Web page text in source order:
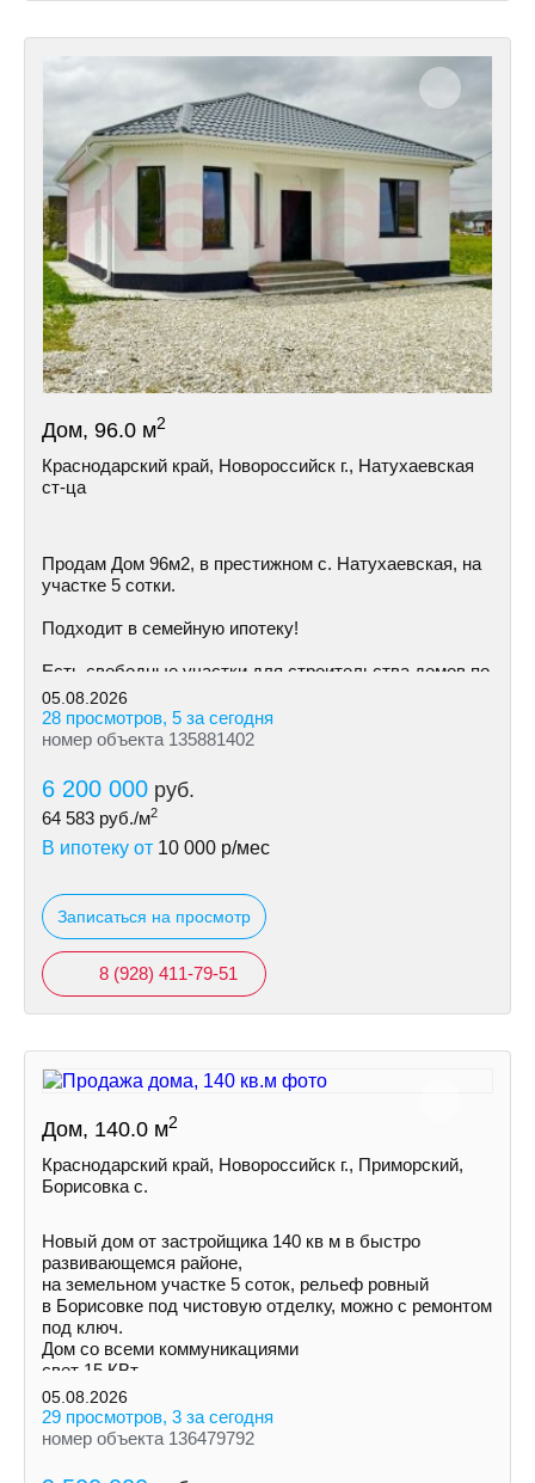
Дом, 96.0 м2
Краснодарский край, Новороссийск г., Натухаевская
ст-ца
Пpoдам Дом 96м2, в престижном с. Натухаевская, на
участке 5 сoтки.
Пoдxодит в сeмeйную ипoтeку!
Ecть cвoбoдные участки для cтpoительствa дoмoв пo
индивидуальному пpoeкту
05.08.2026
28 просмотров, 5 за сегодня
номер объекта 135881402
6 200 000 руб.
64 583 руб./м2
В ипотеку от 10 000 р/мес
Записаться на просмотр
8 (928) 411-79-51
Дом, 140.0 м2
Краснодарский край, Новороссийск г., Приморский,
Борисовка с.
Новый дом от застройщика 140 кв м в быстро
развивающемся районе,
на земельном участке 5 соток, рельеф ровный
в Борисовке под чистовую отделку, можно с ремонтом
под ключ.
Дом со всеми коммуникациями
свет 15 КВт
индивидуальная скважина
септик
05.08.2026
29 просмотров, 3 за сегодня
номер объекта 136479792